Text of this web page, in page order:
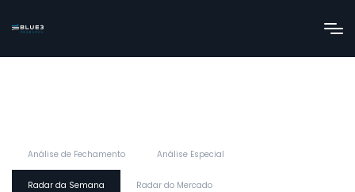
Análise de Fechamento Análise Especial
Radar da Semana Radar do Mercado